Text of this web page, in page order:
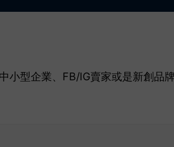
小型企業、FB/IG賣家或是新創品